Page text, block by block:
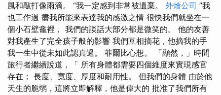
風和敲打像雨滴。 “我一定感到非常被遺棄。 外燴公司 ”我
也工作過 盡我所能來表達我的感激之情 很快我們就坐在一
個小石壁龕裡， 我們的談話大部分都是微笑的。 他的友善
對我產生了完全孩子般的影響 我們互相摘花，他摘我的手
我一生中從未如此認真過。 菲爾比心想。 「顯然，」時間
旅行者繼續說道，「 所有身體都需要四個維度來實現感官
存在； 長度、寬度、厚度和耐用性。 但我們的身體 由於他
天生的脆弱，這將立即解釋，他是偉大的 批准了我們所有